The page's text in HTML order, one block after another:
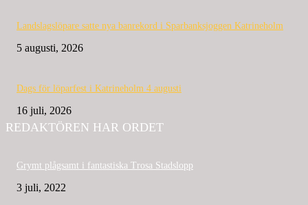
Landslagslöpare satte nya banrekord i Sparbanksjoggen Katrineholm
5 augusti, 2026
Dags för löparfest i Katrineholm 4 augusti
16 juli, 2026
REDAKTÖREN HAR ORDET
Grymt plågsamt i fantastiska Trosa Stadslopp
3 juli, 2022